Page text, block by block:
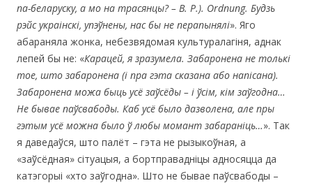
па-беларуску, а мо на трасянцы? – В. Р.). Ordnung. Будзь
рэйс украінскі, упэўнены, нас бы не перапынялі». Яго
aбараняла жонка, небезвядомая культуралагіня, аднак
лепей бы не: «Карацей, я зразумела. Забаронена не толькі
тое, што забаронена (і пра гэта сказана або напісана).
Забаронена можа быць усё заўсёды – і ўсім, кім заўгодна…
Не бывае паўсвабоды. Каб усё было дазволена, але пры
гэтым усё можна было ў любы момант забараніць…». Так
я даведаўся, што палёт – гэта не рызыкоўная, а
«заўсёдная» сітуацыя, а бортправадніцы адносяцца да
катэгорыі «хто заўгодна». Што не бывае паўсвабоды –